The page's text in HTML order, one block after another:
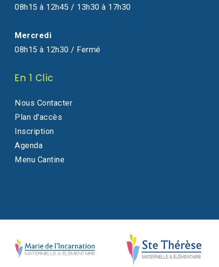
08h15 à 12h45 / 13h30 à 17h30
Mercredi
08h15 à 12h30 / Fermé
En 1 Clic
Nous Contacter
Plan d'accès
Inscription
Agenda
Menu Cantine